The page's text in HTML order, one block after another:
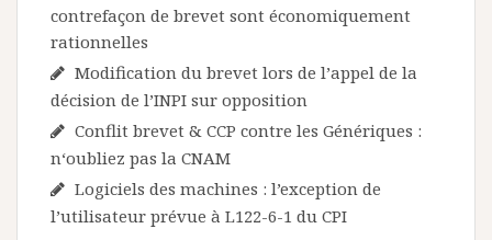
contrefaçon de brevet sont économiquement
rationnelles
Modification du brevet lors de l’appel de la
décision de l’INPI sur opposition
Conflit brevet & CCP contre les Génériques :
n‘oubliez pas la CNAM
Logiciels des machines : l’exception de
l’utilisateur prévue à L122-6-1 du CPI